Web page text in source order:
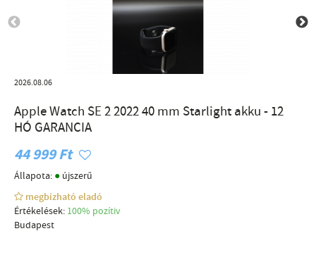
2026.08.06
Apple Watch SE 2 2022 40 mm Starlight akku - 12
HÓ GARANCIA
44 999 Ft
Állapota: ● újszerű
megbízható eladó
Értékelések: 100% pozítiv
Budapest